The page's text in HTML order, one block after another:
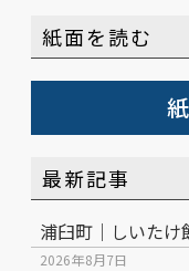
紙面を読む
最新記事
浦臼町｜しいたけ
2026年8月7日